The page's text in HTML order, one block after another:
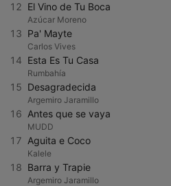
12 El Vino de Tu Boca
Azúcar Moreno
13 Pa' Mayte
Carlos Vives
14 Esta Es Tu Casa
Rumbahía
15 Desagradecida
Argemiro Jaramillo
16 Antes que se vaya
MUDD
17 Aguita e Coco
Kalele
18 Barra y Trapie
Argemiro Jaramillo